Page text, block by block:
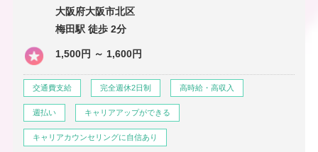
大阪府大阪市北区
梅田駅 徒歩 2分
1,500円 ～ 1,600円
交通費支給 完全週休2日制 高時給・高収入
週払い キャリアアップができる
キャリアカウンセリングに自信あり